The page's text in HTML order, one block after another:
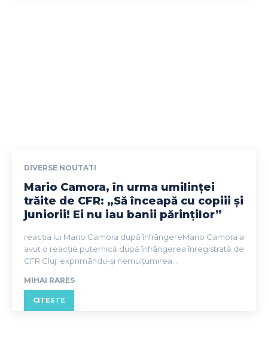
DIVERSE NOUTATI
Mario Camora, în urma umilinței
trăite de CFR: „Să înceapă cu copiii și
juniorii! Ei nu iau banii părinților”
reacția lui Mario Camora după înfrângereMario Camora a
avut o reacție puternică după înfrângerea înregistrată de
CFR Cluj, exprimându-și nemulțumirea...
MIHAI RARES
CITESTE